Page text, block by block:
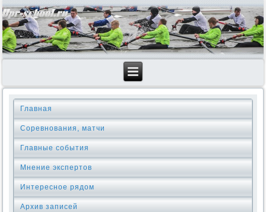
Главная
Соревнования, матчи
Главные события
Мнение экспертов
Интересное рядом
Архив записей